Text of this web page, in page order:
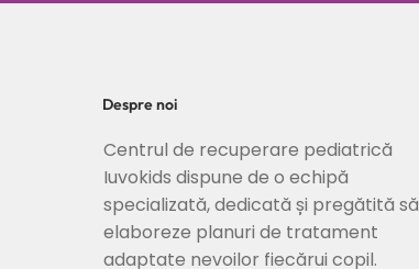
Despre noi
Centrul de recuperare pediatrică
Iuvokids dispune de o echipă
specializată, dedicată și pregătită să
elaboreze planuri de tratament
adaptate nevoilor fiecărui copil.